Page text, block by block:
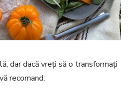
dar dacă vreți să o transformați
recomand: